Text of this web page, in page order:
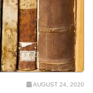
AUGUST 24, 2020